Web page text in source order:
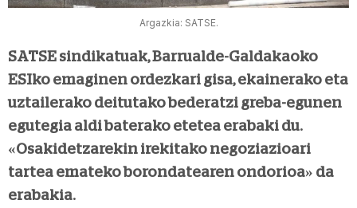
Argazkia: SATSE.
SATSE sindikatuak, Barrualde-Galdakaoko
ESIko emaginen ordezkari gisa, ekainerako eta
uztailerako deitutako bederatzi greba-egunen
egutegia aldi baterako etetea erabaki du.
«Osakidetzarekin irekitako negoziazioari
tartea emateko borondatearen ondorioa» da
erabakia.